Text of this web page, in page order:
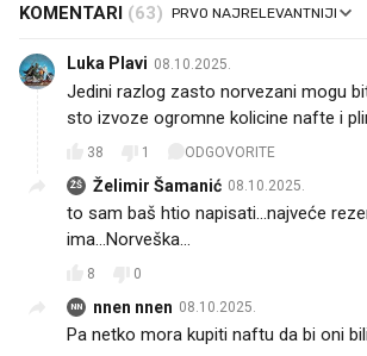
KOMENTARI (63)
Luka Plavi 08.10.2025.
Jedini razlog zasto norvezani mogu
sto izvoze ogromne kolicine nafte i
38 1 ODGOVORITE
ŽŠ Želimir Šamanić 08.10.2025.
to sam baš htio napisati...najveće
ima...Norveška...
8 0
NN nnen nnen 08.10.2025.
Pa netko mora kupiti naftu da bi oni